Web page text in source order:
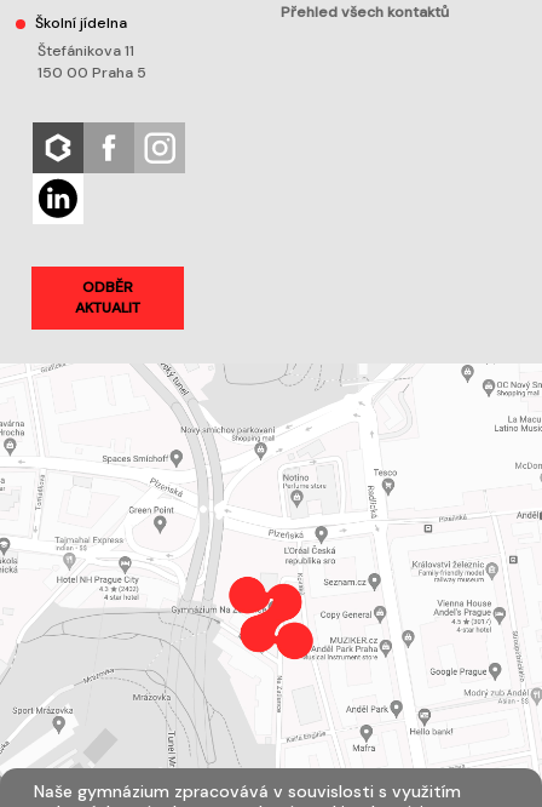
Školní jídelna
Štefánikova 11
150 00 Praha 5
ODBĚR
AKTUALIT
Přehled všech kontaktů
Naše gymnázium zpracovává v souvislosti s využitím